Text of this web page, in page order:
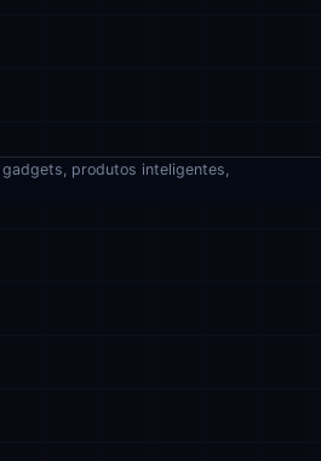
produtos inteligentes,